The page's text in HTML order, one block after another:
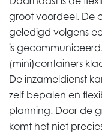
groot voordeel. De
geledigd volgens
is
(mini)containers
De inzameldienst
zelf bepalen en
planning. Door de
komt het niet